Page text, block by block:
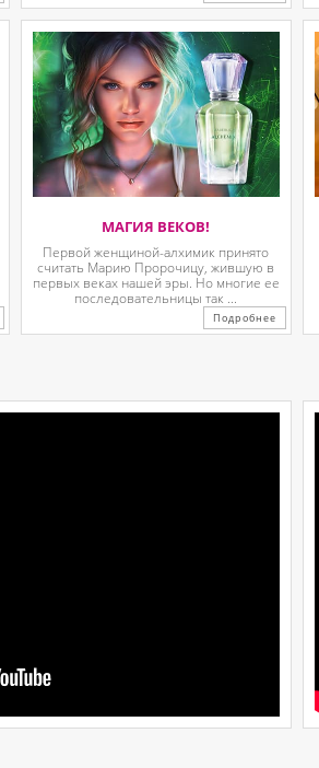
МАГИЯ ВЕКОВ!
Первой женщиной-алхимик принято
считать Марию Пророчицу, жившую в
первых веках нашей эры. Но многие ее
последовательницы так ...
Подробнее